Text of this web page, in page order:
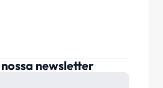
newsletter